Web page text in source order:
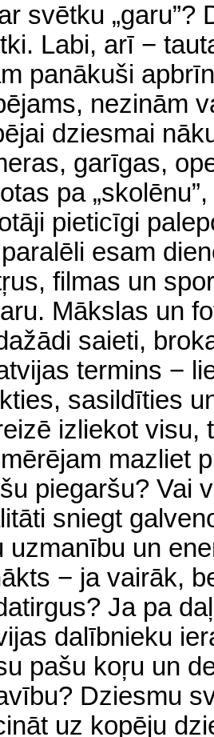
svētku
Labi, arī −
panākuši
nezinām
dziesmai
garīgas,
pa
pieticīgi
esam
filmas un
Mākslas un
saieti,
termins −
sasildīties
izliekot visu,
mazliet
piegaršu? Vai
sniegt
uzmanību un
− ja vairāk,
Ja pa
dalībnieku
pašu koŗu un
Dziesmu
uz kopēju